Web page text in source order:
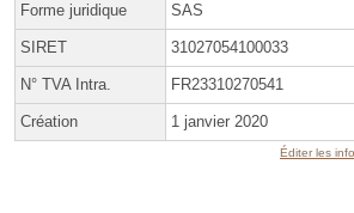
Forme juridique SAS
SIRET 31027054100033
N° TVA Intra. FR23310270541
Création 1 janvier 2020
Éditer les